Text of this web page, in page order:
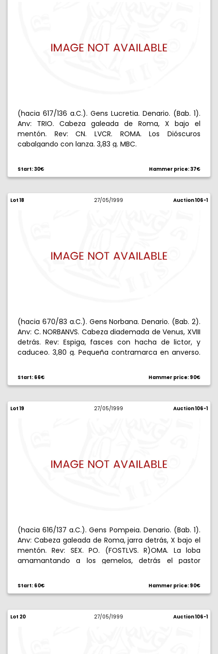
(hacia 617/136 a.C.). Gens Lucretia. Denario. (Bab. 1).
Anv: TRIO. Cabeza galeada de Roma, X bajo el
mentón. Rev: CN. LVCR. ROMA. Los Dióscuros
cabalgando con lanza. 3,83 g. MBC.
Start: 30€ Hammer price: 37€
Lot 18 27/05/1999 Auction 106-1
(hacia 670/83 a.C.). Gens Norbana. Denario. (Bab. 2).
Anv: C. NORBANVS. Cabeza diademada de Venus, XVIII
detrás. Rev: Espiga, fasces con hacha de lictor, y
caduceo. 3,80 g. Pequeña contramarca en anverso.
Start: 66€ Hammer price: 90€
Lot 19 27/05/1999 Auction 106-1
(hacia 616/137 a.C.). Gens Pompeia. Denario. (Bab. 1).
Anv: Cabeza galeada de Roma, jarra detrás, X bajo el
mentón. Rev: SEX. PO. (FOSTLVS. R)OMA. La loba
amamantando a los gemelos, detrás el pastor
Start: 60€ Hammer price: 90€
Lot 20 27/05/1999 Auction 106-1